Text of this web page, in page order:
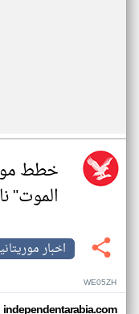
خطط
الموت"
اخبار
WE05ZH
independentarabia.com